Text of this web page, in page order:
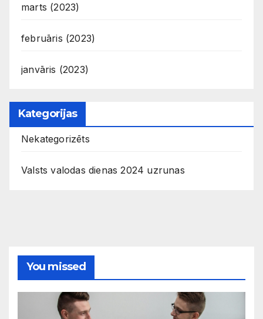
marts (2023)
februāris (2023)
janvāris (2023)
Kategorijas
Nekategorizēts
Valsts valodas dienas 2024 uzrunas
You missed